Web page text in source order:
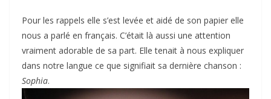
Pour les rappels elle s’est levée et aidé de son papier elle
nous a parlé en français. C’était là aussi une attention
vraiment adorable de sa part. Elle tenait à nous expliquer
dans notre langue ce que signifiait sa dernière chanson :
Sophia.